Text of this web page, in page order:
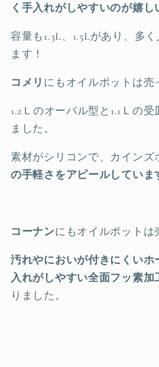
く手入れがしやすいのが嬉し
容量も1.3L、1.5Lがあり、多
ます！
コメリ にもオイルポットは売
1.2Ｌのオーバル型と1.1Ｌの
ました。
素材がシリコンで、カインズ
の手軽さをアピールしていま
コーナンにもオイルポットは
汚れやにおいが付きにくいホ
入れがしやすい全面フッ素
りました。